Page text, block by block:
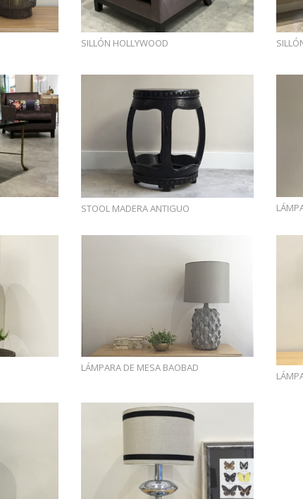
SILLÓN HOLLYWOOD
STOOL MADERA ANTIGUO
LÁMPARA DE MESA BAOBAD